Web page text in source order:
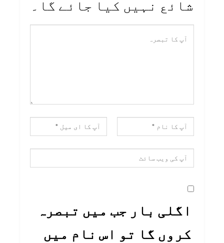
شائع نہیں کیا جائے گا۔
اگلی بار جب میں تبصرہ
کروں گا تو اس نام میں